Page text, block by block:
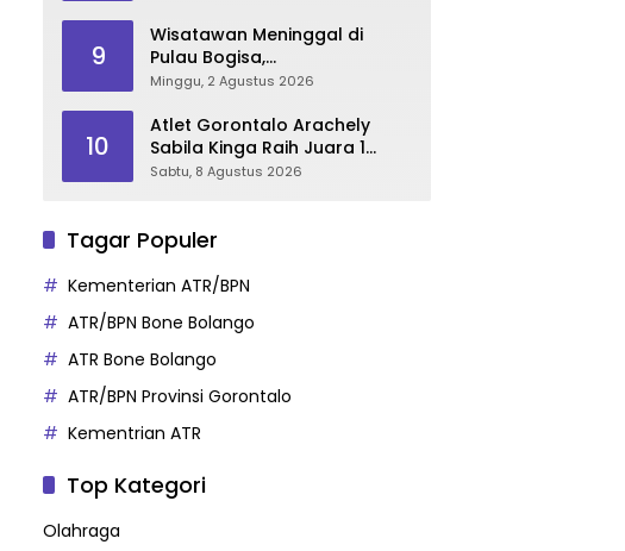
Karnaval Karawo 2026
9
Wisatawan Meninggal di
Pulau Bogisa,
Disparekrafpora Sampaikan
Keselamatan
Minggu, 2 Agustus 2026
10
Atlet Gorontalo Arachely
Sabila Kinga Raih Juara 1
Audisi Umum PB Djarum 2026
Sabtu, 8 Agustus 2026
Tagar Populer
Kementerian ATR/BPN
ATR/BPN Bone Bolango
ATR Bone Bolango
ATR/BPN Provinsi Gorontalo
Kementrian ATR
Top Kategori
Olahraga